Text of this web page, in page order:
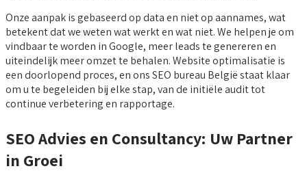
Onze aanpak is gebaseerd op data en niet op aannames, wat
betekent dat we weten wat werkt en wat niet. We helpen je om
vindbaar te worden in Google, meer leads te genereren en
uiteindelijk meer omzet te behalen. Website optimalisatie is
een doorlopend proces, en ons SEO bureau België staat klaar
om u te begeleiden bij elke stap, van de initiële audit tot
continue verbetering en rapportage.
SEO Advies en Consultancy: Uw Partner
in Groei